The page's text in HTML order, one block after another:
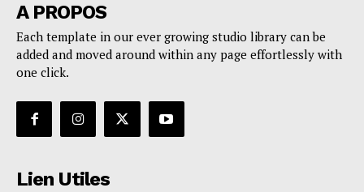
A PROPOS
Each template in our ever growing studio library can be
added and moved around within any page effortlessly with
one click.
Lien Utiles